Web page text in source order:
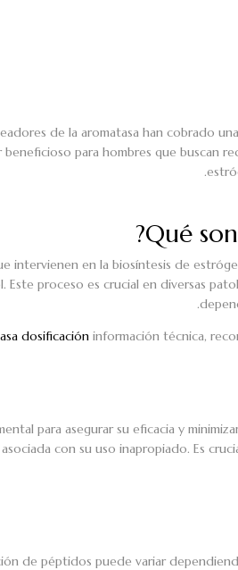
de la aromatasa han cobrado
para hombres que buscan
intervienen en la biosíntesis de
proceso es crucial en diversas
dosificación información técnica,
para asegurar su eficacia y
con su uso inapropiado. Es
de péptidos puede variar